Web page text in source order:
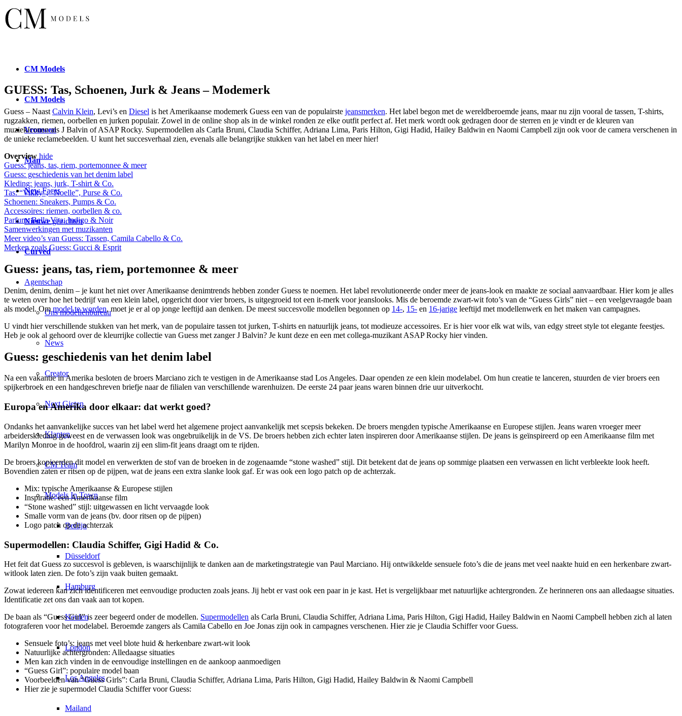
CM Models
CM Models
Vrouwen
Man
NewFaces
Nieuwegezichten
Curved
Agentschap
Ons modellenbureau
News
Creator
Next Gieten
Klanten
CM Team
Models In Town
Berlijn
Düsseldorf
Hamburg
Keulen
London
Los Angeles
Mailand
GUESS: Tas, Schoenen, Jurk & Jeans – Modemerk
Guess – Naast Calvin Klein, Levi’s en Diesel is het Amerikaanse modemerk Guess een van de populairste jeansmerken. Het label begon met de wereldberoemde jeans, maar nu zijn vooral de tassen, T-shirts,
rugzakken, riemen, oorbellen en jurken populair. Zowel in de online shop als in de winkel ronden ze elke outfit perfect af. Het merk wordt ook gedragen door de sterren en je vindt er de kleuren van
muziekiconen als J Balvin of ASAP Rocky. Supermodellen als Carla Bruni, Claudia Schiffer, Adriana Lima, Paris Hilton, Gigi Hadid, Hailey Baldwin en Naomi Campbell zijn ook voor de camera verschenen in
de unieke reclamebeelden. U kunt het succesverhaal zien, evenals alle belangrijke stukken van het label en meer hier!
Overview hide
Guess: jeans, tas, riem, portemonnee & meer
Guess: geschiedenis van het denim label
Kleding: jeans, jurk, T-shirt & Co.
Tas: “Vikky”, “Noelle”, Purse & Co.
Schoenen: Sneakers, Pumps & Co.
Accessoires: riemen, oorbellen & co.
Parfum: Bella Vita, Indigo & Noir
Samenwerkingen met muzikanten
Meer video’s van Guess: Tassen, Camila Cabello & Co.
Merken zoals Guess: Gucci & Esprit
Guess: jeans, tas, riem, portemonnee & meer
Denim, denim, denim – je kunt het niet over Amerikaanse denimtrends hebben zonder Guess te noemen. Het label revolutioneerde onder meer de jeans-look en maakte ze sociaal aanvaardbaar. Hier kom je alles
te weten over hoe het bedrijf van een klein label, opgericht door vier broers, is uitgegroeid tot een it-merk voor jeanslooks. Mis de beroemde zwart-wit foto’s van de “Guess Girls” niet – een veelgevraagde baan
als model. Om model te worden, moet je er al op jonge leeftijd aan denken. De meest succesvolle modellen begonnen op 14-, 15- en 16-jarige leeftijd met modellenwerk en het maken van campagnes.
U vindt hier verschillende stukken van het merk, van de populaire tassen tot jurken, T-shirts en natuurlijk jeans, tot modieuze accessoires. Er is hier voor elk wat wils, van edgy street style tot elegante feestjes.
Heb je ook al gehoord over de kleurrijke collectie van Guess met zanger J Balvin? Je kunt deze en een met collega-muzikant ASAP Rocky hier vinden.
Guess: geschiedenis van het denim label
Na een vakantie in Amerika besloten de broers Marciano zich te vestigen in de Amerikaanse stad Los Angeles. Daar openden ze een klein modelabel. Om hun creatie te lanceren, stuurden de vier broers een
spijkerbroek en een handgeschreven briefje naar de filialen van verschillende warenhuizen. De eerste 24 paar jeans waren binnen drie uur uitverkocht.
Europa en Amerika door elkaar: dat werkt goed?
Ondanks het aanvankelijke succes van het label werd het algemene project aanvankelijk met scepsis bekeken. De broers mengden typische Amerikaanse en Europese stijlen. Jeans waren vroeger meer
arbeiderskleding geweest en de verwassen look was ongebruikelijk in de VS. De broers hebben zich echter laten inspireren door Amerikaanse stijlen. De jeans is geïnspireerd op een Amerikaanse film met
Marilyn Monroe in de hoofdrol, waarin zij een slim-fit jeans draagt om te rijden.
De broers kopieerden dit model en verwerkten de stof van de broeken in de zogenaamde “stone washed” stijl. Dit betekent dat de jeans op sommige plaatsen een verwassen en licht verbleekte look heeft.
Bovendien zaten er ritsen op de pijpen, wat de jeans een extra slanke look gaf. Er was ook een logo patch op de achterzak.
Mix: typische Amerikaanse & Europese stijlen
Inspiratie: een Amerikaanse film
“Stone washed” stijl: uitgewassen en licht vervaagde look
Smalle vorm van de jeans (bv. door ritsen op de pijpen)
Logo patch op de achterzak
Supermodellen: Claudia Schiffer, Gigi Hadid & Co.
Het feit dat Guess zo succesvol is gebleven, is waarschijnlijk te danken aan de marketingstrategie van Paul Marciano. Hij ontwikkelde sensuele foto’s die de jeans met veel naakte huid en een herkenbare zwart-
witlook laten zien. De foto’s zijn vaak buiten gemaakt.
Zowat iedereen kan zich identificeren met eenvoudige producten zoals jeans. Jij hebt er vast ook een paar in je kast. Het is vergelijkbaar met natuurlijke achtergronden. Ze herinneren ons aan alledaagse situaties.
Identificatie zet ons dan vaak aan tot kopen.
De baan als “Guess Girl” is zeer begeerd onder de modellen. Supermodellen als Carla Bruni, Claudia Schiffer, Adriana Lima, Paris Hilton, Gigi Hadid, Hailey Baldwin en Naomi Campbell hebben zich al laten
fotograferen voor het modelabel. Beroemde zangers als Camila Cabello en Joe Jonas zijn ook in campagnes verschenen. Hier zie je Claudia Schiffer voor Guess.
Sensuele foto’s: jeans met veel blote huid & herkenbare zwart-wit look
Natuurlijke achtergronden: Alledaagse situaties
Men kan zich vinden in de eenvoudige instellingen en de aankoop aanmoedigen
“Guess Girl”: populaire model baan
Voorbeelden van “Guess Girls”: Carla Bruni, Claudia Schiffer, Adriana Lima, Paris Hilton, Gigi Hadid, Hailey Baldwin & Naomi Campbell
Hier zie je supermodel Claudia Schiffer voor Guess: